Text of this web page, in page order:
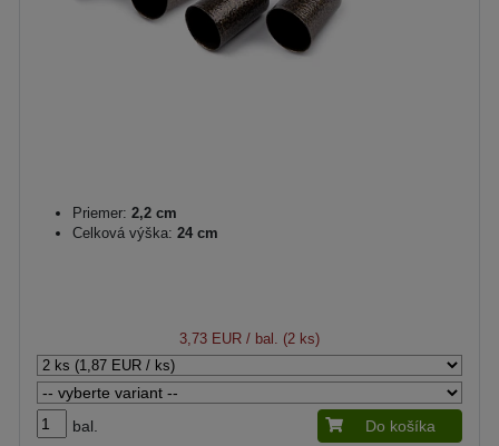
Priemer: 2,2 cm
Celková výška: 24 cm
3,73 EUR / bal. (2 ks)
bal. Do košíka